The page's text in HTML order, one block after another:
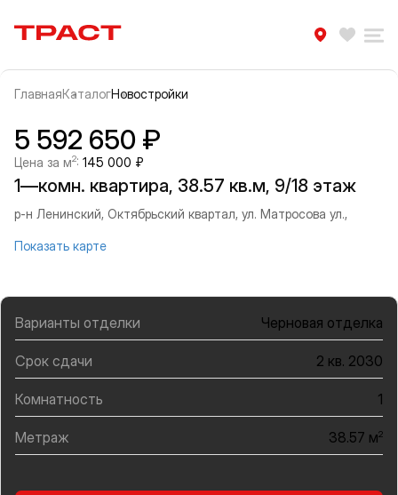
Траст | Служба недвижимости
ГлавнаяКаталогНовостройки
Информация об объекте
Галерея
5 592 650 ₽
Цена за м2: 145 000 ₽
1—комн. квартира, 38.57 кв.м, 9/18 этаж
р-н Ленинский, Октябрьский квартал, ул. Матросова ул.,
Показать карте
Варианты отделки Черновая отделка
Срок сдачи 2 кв. 2030
Комнатность 1
Метраж 38.57 м2